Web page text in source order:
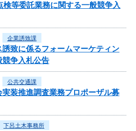
検等委託業務に関する一般競争入
企業誘致課
致に係るフォームマーケティン
競争入札公告
公共交通課
装推進調査業務プロポーザル募
下呂土木事務所